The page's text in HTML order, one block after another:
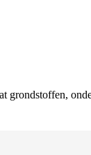
grondstoffen,